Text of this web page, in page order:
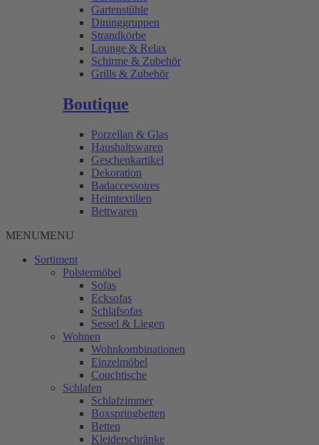
Gartenstühle
Dininggruppen
Strandkörbe
Lounge & Relax
Schirme & Zubehör
Grills & Zubehör
Boutique
Porzellan & Glas
Haushaltswaren
Geschenkartikel
Dekoration
Badaccessoires
Heimtextilien
Bettwaren
MENUMENU
Sortiment
Polstermöbel
Sofas
Ecksofas
Schlafsofas
Sessel & Liegen
Wohnen
Wohnkombinationen
Einzelmöbel
Couchtische
Schlafen
Schlafzimmer
Boxspringbetten
Betten
Kleiderschränke